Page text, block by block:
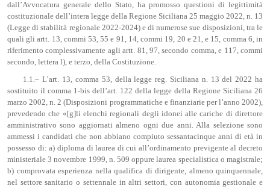
dall’Avvocatura generale dello Stato, ha promosso questioni di legittimità
costituzionale dell’intera legge della Regione Siciliana 25 maggio 2022, n. 13
(Legge di stabilità regionale 2022-2024) e di numerose sue disposizioni, tra le
quali gli artt. 13, commi 53, 55 e 91, 14, commi 19, 20 e 21, e 15, comma 6, in
riferimento complessivamente agli artt. 81, 97, secondo comma, e 117, commi
secondo, lettera l), e terzo, della Costituzione.
1.1.– L’art. 13, comma 53, della legge reg. Siciliana n. 13 del 2022 ha
sostituito il comma 1-bis dell’art. 122 della legge della Regione Siciliana 26
marzo 2002, n. 2 (Disposizioni programmatiche e finanziarie per l’anno 2002),
prevedendo che «[g]li elenchi regionali degli idonei alle cariche di direttore
amministrativo sono aggiornati almeno ogni due anni. Alla selezione sono
ammessi i candidati che non abbiano compiuto sessantacinque anni di età in
possesso di: a) diploma di laurea di cui all’ordinamento previgente al decreto
ministeriale 3 novembre 1999, n. 509 oppure laurea specialistica o magistrale;
b) comprovata esperienza nella qualifica di dirigente, almeno quinquennale,
nel settore sanitario o settennale in altri settori, con autonomia gestionale e